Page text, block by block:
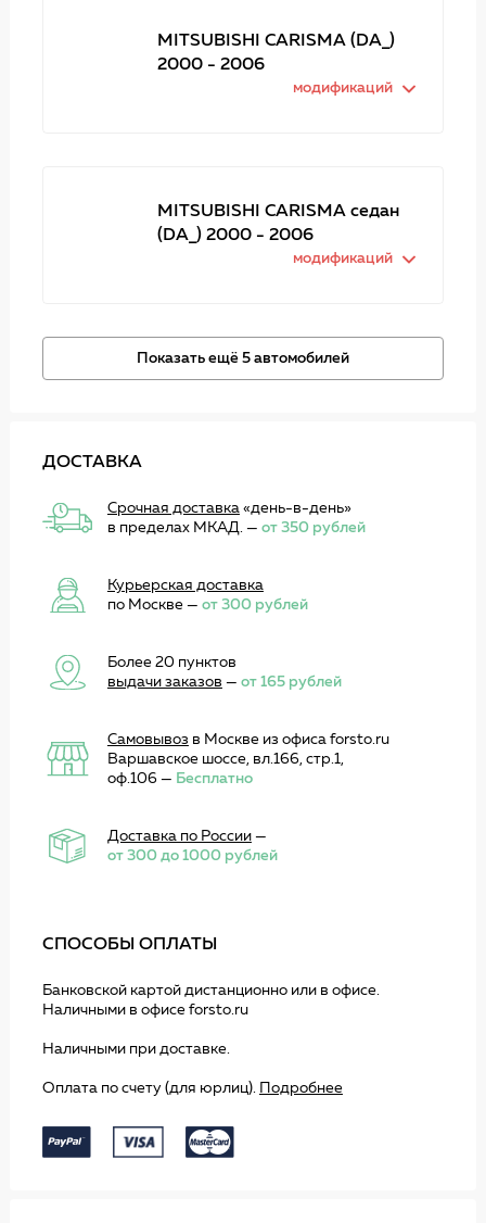
MITSUBISHI CARISMA (DA_)
2000 - 2006
модификаций
MITSUBISHI CARISMA седан
(DA_) 2000 - 2006
модификаций
Показать ещё 5 автомобилей
ДОСТАВКА
Срочная доставка«день-в-день»
в пределах МКАД. — от 350 рублей
Курьерская доставка
по Москве — от 300 рублей
Более 20 пунктов
выдачи заказов — от 165 рублей
Самовывоз в Москве из офиса forsto.ru
Варшавское шоссе, вл.166, стр.1,
оф.106 — Бесплатно
Доставка по России—
от 300 до 1000 рублей
СПОСОБЫ ОПЛАТЫ
Банковской картой дистанционно или в офисе.
Наличными в офисе forsto.ru
Наличными при доставке.
Оплата по счету (для юрлиц). Подробнее